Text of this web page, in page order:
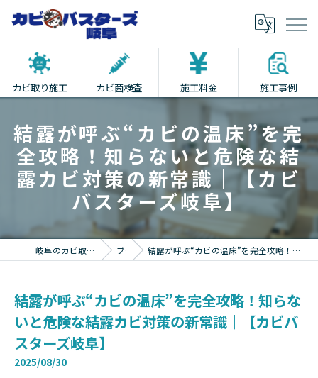
カビ取り施工 カビ菌検査 施工料金 施工事例
結露が呼ぶ“カビの温床”を完
全攻略！知らないと危険な結
露カビ対策の新常識｜【カビ
バスターズ岐阜】
岐阜のカビ取りならカビバスターズ岐阜 ブログ 結露が呼ぶ“カビの温床”を完全攻略！知らないと危険な結露カビ対策の新常識｜【カビバスターズ岐阜】
結露が呼ぶ“カビの温床”を完全攻略！知らな
いと危険な結露カビ対策の新常識｜【カビバ
スターズ岐阜】
2025/08/30